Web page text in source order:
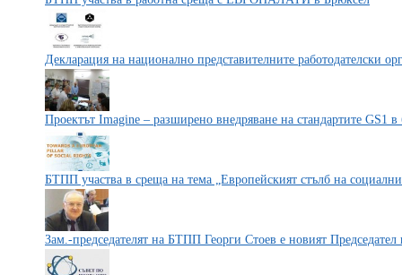
Декларация на национално представителните работодателски
Проектът Imagine – разширено внедряване на стандартите GS1
БТПП участва в среща на тема „Европейският стълб на
Зам.-председателят на БТПП Георги Стоев е новият